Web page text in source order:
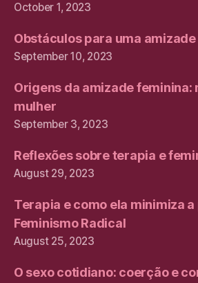
October 1, 2023
Obstáculos para uma
September 10, 2023
Origens da amizade feminina:
mulher
September 3, 2023
Reflexões sobre terapia e
August 29, 2023
Terapia e como ela minimiza
Feminismo Radical
August 25, 2023
O sexo cotidiano: coerção e